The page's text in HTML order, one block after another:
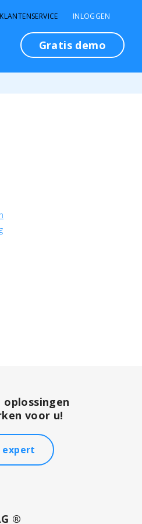
Gratis demo
KLANTENSERVICE INLOGGEN
voor u!
expert
®